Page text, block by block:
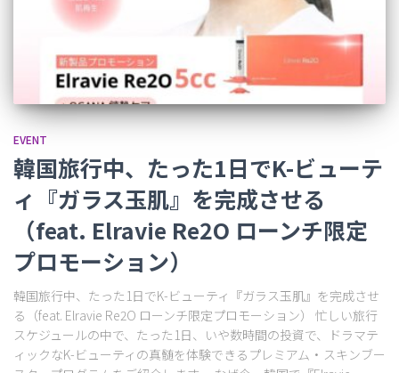
EVENT
韓国旅行中、たった1日でK-ビューテ
ィ『ガラス玉肌』を完成させる
（feat. Elravie Re2O ローンチ限定
プロモーション）
韓国旅行中、たった1日でK-ビューティ『ガラス玉肌』を完成させ
る（feat. Elravie Re2O ローンチ限定プロモーション） 忙しい旅行
スケジュールの中で、たった1日、いや数時間の投資で、ドラマテ
ィックなK-ビューティの真髄を体験できるプレミアム・スキンブー